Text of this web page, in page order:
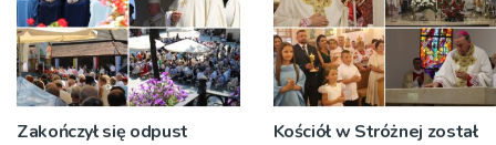
Zakończył się odpust
Kościół w Stróżnej został